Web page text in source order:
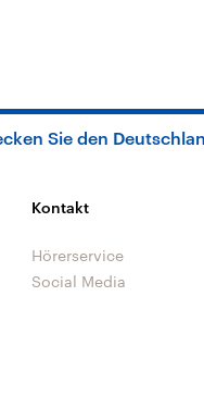
Sie den
Kontakt
Hörerservice
Social Media